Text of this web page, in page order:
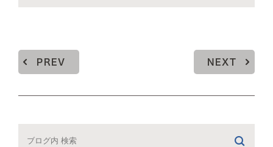
PREV NEXT